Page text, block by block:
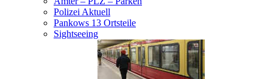
Polizei Aktuell
Pankows 13 Ortsteile
Sightseeing